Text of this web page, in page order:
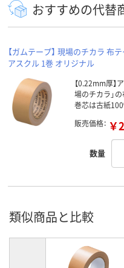
おすすめの代替
【ガムテープ】 現場のチカラ
アスクル 1巻 オリジナル
【0.22mm厚】
場のチカラ」
巻芯は古紙
販売価格： ￥
数量
類似商品と比較